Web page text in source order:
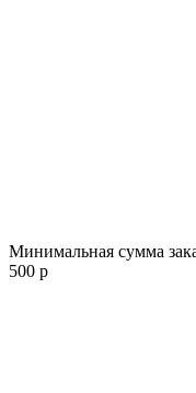
Минимальная сумма
500 р